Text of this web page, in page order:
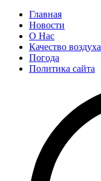
Главная
Новости
О Нас
Качество воздуха
Погода
Политика сайта